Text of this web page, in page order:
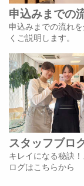
申込みまでの
申込みまでの流れ
くご説明します。
スタッフブロ
キレイになる秘訣
ログはこちらから